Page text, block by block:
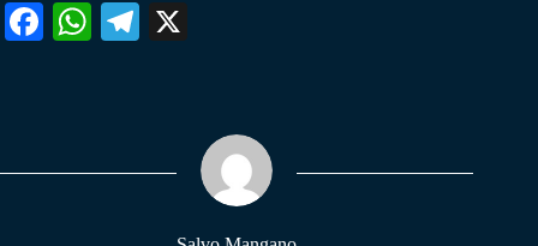
Fa W
pp
Te
m